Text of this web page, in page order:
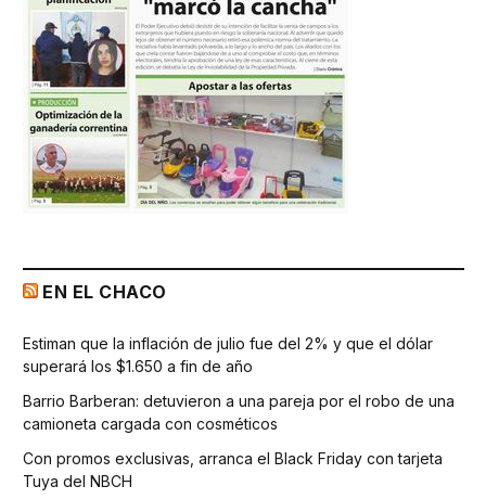
EN EL CHACO
Estiman que la inflación de julio fue del 2% y que el dólar
superará los $1.650 a fin de año
Barrio Barberan: detuvieron a una pareja por el robo de una
camioneta cargada con cosméticos
Con promos exclusivas, arranca el Black Friday con tarjeta
Tuya del NBCH